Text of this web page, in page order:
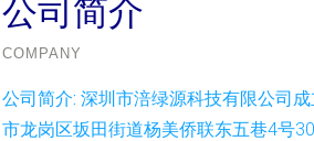
公司简介
COMPANY
公司简介: 深圳市涪绿源科技有限公司
市龙岗区坂田街道杨美侨联东五巷4号